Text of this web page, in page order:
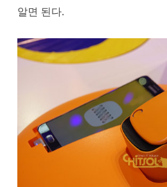
알면 된다.